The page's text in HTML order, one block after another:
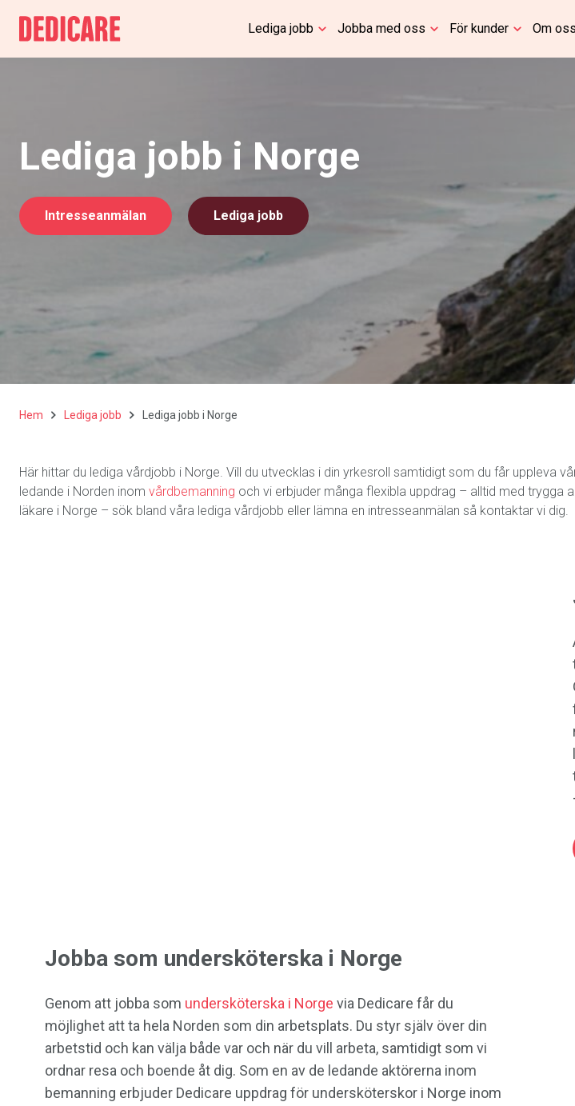
Lediga jobb Jobba med oss För kunder Om oss
Lediga jobb i Norge
Intresseanmälan Lediga jobb
Hem Lediga jobb Lediga jobb i Norge
Här hittar du lediga vårdjobb i Norge. Vill du utvecklas i din yrkesroll samtidigt som du får uppleva
ledande i Norden inom vårdbemanning och vi erbjuder många flexibla uppdrag – alltid med trygga
läkare i Norge – sök bland våra lediga vårdjobb eller lämna en intresseanmälan så kontaktar vi dig.
Jobba som undersköterska i Norge
Genom att jobba som undersköterska i Norge via Dedicare får du
möjlighet att ta hela Norden som din arbetsplats. Du styr själv över din
arbetstid och kan välja både var och när du vill arbeta, samtidigt som vi
ordnar resa och boende åt dig. Som en av de ledande aktörerna inom
bemanning erbjuder Dedicare uppdrag för undersköterskor i Norge inom